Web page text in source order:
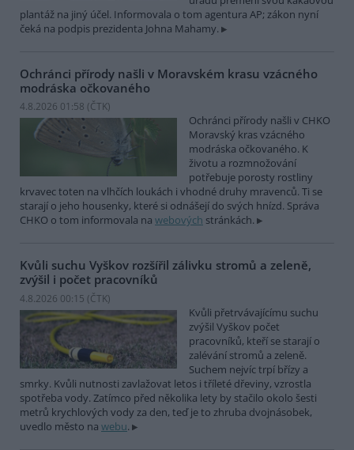
plantáž na jiný účel. Informovala o tom agentura AP; zákon nyní
čeká na podpis prezidenta Johna Mahamy.
Ochránci přírody našli v Moravském krasu vzácného
modráska očkovaného
4.8.2026 01:58 (ČTK)
Ochránci přírody našli v CHKO
Moravský kras vzácného
modráska očkovaného. K
životu a rozmnožování
potřebuje porosty rostliny
krvavec toten na vlhčích loukách i vhodné druhy mravenců. Ti se
starají o jeho housenky, které si odnášejí do svých hnízd. Správa
CHKO o tom informovala na webových stránkách.
Kvůli suchu Vyškov rozšířil zálivku stromů a zeleně,
zvýšil i počet pracovníků
4.8.2026 00:15 (ČTK)
Kvůli přetrvávajícímu suchu
zvýšil Vyškov počet
pracovníků, kteří se starají o
zalévání stromů a zeleně.
Suchem nejvíc trpí břízy a
smrky. Kvůli nutnosti zavlažovat letos i tříleté dřeviny, vzrostla
spotřeba vody. Zatímco před několika lety by stačilo okolo šesti
metrů krychlových vody za den, teď je to zhruba dvojnásobek,
uvedlo město na webu.